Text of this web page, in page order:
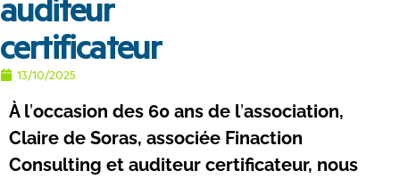
certificateur
13/10/2025
À l’occasion des 60 ans de l’association,
Claire de Soras, associée Finaction
Consulting et auditeur certificateur, nous